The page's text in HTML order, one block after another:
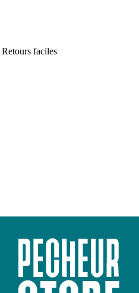
Retours faciles